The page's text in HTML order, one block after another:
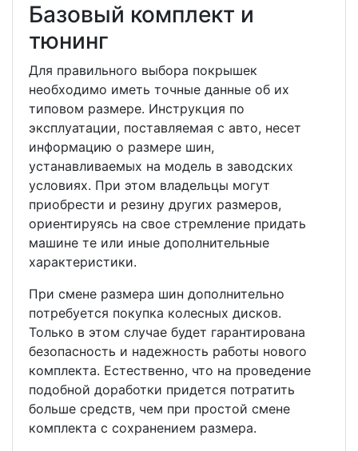
Базовый комплект и
тюнинг
Для правильного выбора покрышек
необходимо иметь точные данные об их
типовом размере. Инструкция по
эксплуатации, поставляемая с авто, несет
информацию о размере шин,
устанавливаемых на модель в заводских
условиях. При этом владельцы могут
приобрести и резину других размеров,
ориентируясь на свое стремление придать
машине те или иные дополнительные
характеристики.
При смене размера шин дополнительно
потребуется покупка колесных дисков.
Только в этом случае будет гарантирована
безопасность и надежность работы нового
комплекта. Естественно, что на проведение
подобной доработки придется потратить
больше средств, чем при простой смене
комплекта с сохранением размера.